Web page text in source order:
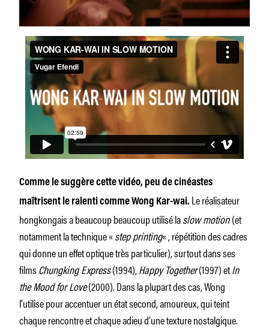
Comme le suggère cette vidéo, peu de cinéastes
maîtrisent le ralenti comme Wong Kar-wai. Le réalisateur
hongkongais a beaucoup beaucoup utilisé laslow motion(et
notamment la technique «step printing« , répétition des cadres
qui donne un effet optique très particulier), surtout dans ses
filmsChungking Express(1994),Happy Together(1997) etIn
the Mood for Love(2000). Dans la plupart des cas, Wong
l’utilise pour accentuer un état second, amoureux, qui teint
chaque rencontre et chaque adieu d’une texture nostalgique.